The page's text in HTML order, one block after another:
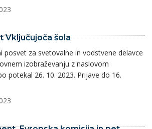
Vključujoča šola
posvet za svetovalne in vodstvene delavce
izobraževanju z naslovom
potekal 26. 10. 2023. Prijave do 16.